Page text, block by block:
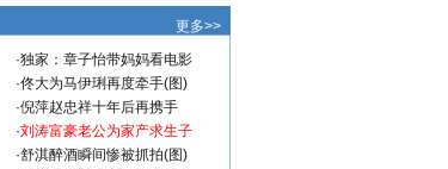
更多>>
·独家：章子怡带妈妈看电影
·佟大为马伊琍再度牵手(图)
·倪萍赵忠祥十年后再携手
·刘涛富豪老公为家产求生子
·舒淇醉酒瞬间惨被抓拍(图)